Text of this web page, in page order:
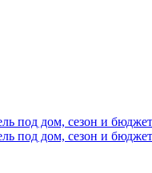
под дом, сезон и бюджет
под дом, сезон и бюджет